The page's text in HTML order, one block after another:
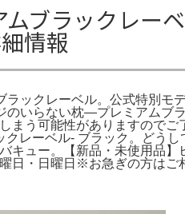
ブラックレー
情報
ックレーベル。公式特別
のいらない枕―プレミアム
まう可能性がありますので
レーベル- ブラック。どう
ー。【新品・未使用品】
日・日曜日※お急ぎの方はご